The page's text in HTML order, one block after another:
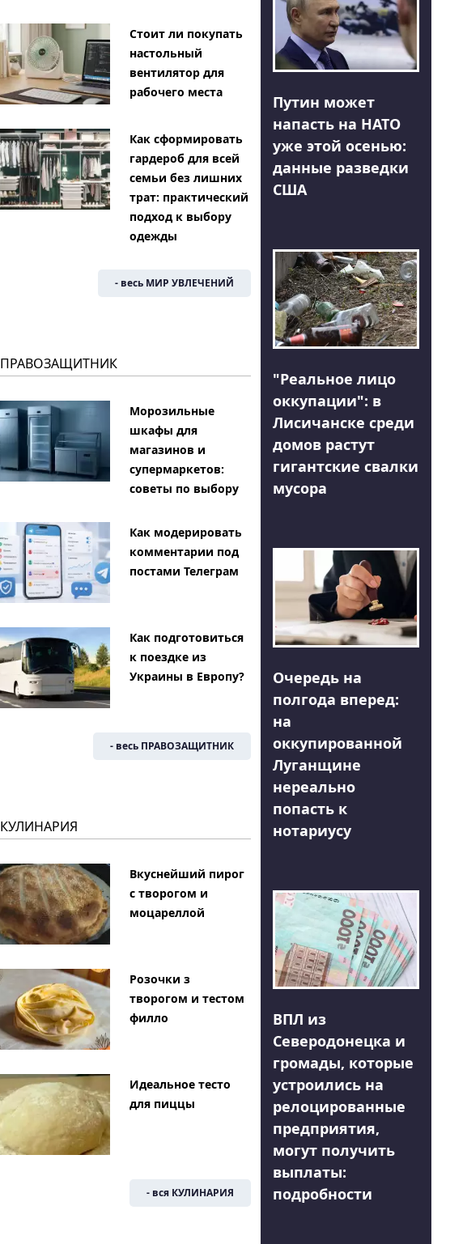
Стоит ли покупать
настольный
вентилятор для
рабочего места
Как сформировать
гардероб для всей
семьи без лишних
трат: практический
подход к выбору
одежды
- весь МИР УВЛЕЧЕНИЙ
ПРАВОЗАЩИТНИК
Морозильные
шкафы для
магазинов и
супермаркетов:
советы по выбору
Как модерировать
комментарии под
постами Телеграм
Как подготовиться
к поездке из
Украины в Европу?
- весь ПРАВОЗАЩИТНИК
КУЛИНАРИЯ
Вкуснейший пирог
с творогом и
моцареллой
Розочки з
творогом и тестом
филло
Идеальное тесто
для пиццы
- вся КУЛИНАРИЯ
Путин может
напасть на НАТО
уже этой осенью:
данные разведки
США
"Реальное лицо
оккупации": в
Лисичанске среди
домов растут
гигантские свалки
мусора
Очередь на
полгода вперед:
на
оккупированной
Луганщине
нереально
попасть к
нотариусу
ВПЛ из
Северодонецка и
громады, которые
устроились на
релоцированные
предприятия,
могут получить
выплаты:
подробности